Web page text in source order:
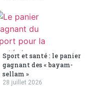
Sport et santé : le panier
gagnant des « bayam-
sellam »
28 juillet 2026